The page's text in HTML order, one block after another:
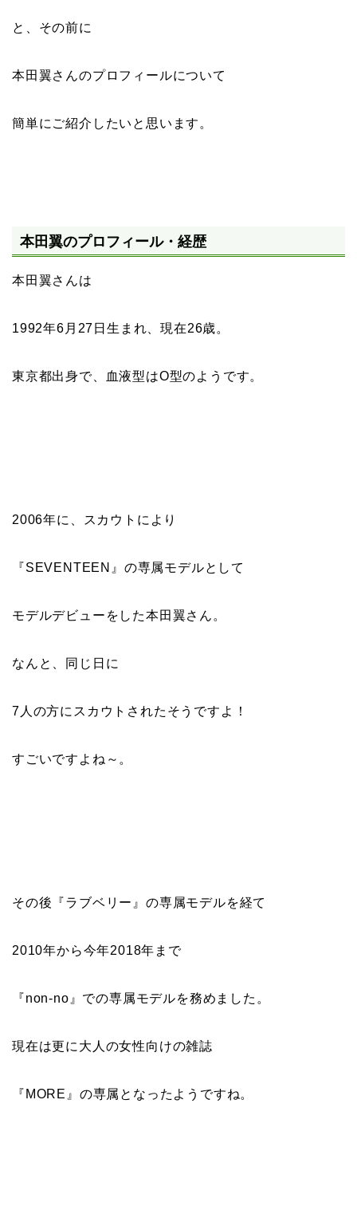
と、その前に
本田翼さんのプロフィールについて
簡単にご紹介したいと思います。
本田翼のプロフィール・経歴
本田翼さんは
1992年6月27日生まれ、現在26歳。
東京都出身で、血液型はO型のようです。
2006年に、スカウトにより
『SEVENTEEN』の専属モデルとして
モデルデビューをした本田翼さん。
なんと、同じ日に
7人の方にスカウトされたそうですよ！
すごいですよね～。
その後『ラブベリー』の専属モデルを経て
2010年から今年2018年まで
『non-no』での専属モデルを務めました。
現在は更に大人の女性向けの雑誌
『MORE』の専属となったようですね。